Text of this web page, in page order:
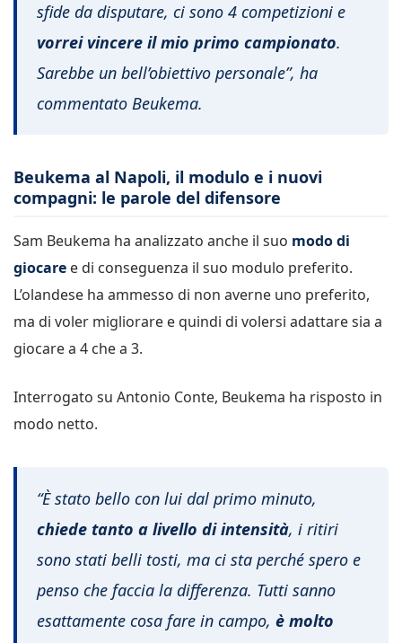
sfide da disputare, ci sono 4 competizioni e
vorrei vincere il mio primo campionato.
Sarebbe un bell’obiettivo personale”, ha
commentato Beukema.
Beukema al Napoli, il modulo e i nuovi
compagni: le parole del difensore
Sam Beukema ha analizzato anche il suo modo di
giocare e di conseguenza il suo modulo preferito.
L’olandese ha ammesso di non averne uno preferito,
ma di voler migliorare e quindi di volersi adattare sia a
giocare a 4 che a 3.
Interrogato su Antonio Conte, Beukema ha risposto in
modo netto.
“È stato bello con lui dal primo minuto,
chiede tanto a livello di intensità, i ritiri
sono stati belli tosti, ma ci sta perché spero e
penso che faccia la differenza. Tutti sanno
esattamente cosa fare in campo, è molto